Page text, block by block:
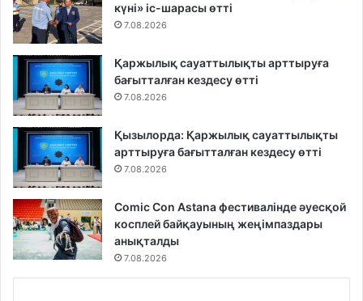
күні» іс-шарасы өтті
7.08.2026
Қаржылық сауаттылықты арттыруға
бағытталған кездесу өтті
7.08.2026
Қызылорда: Қаржылық сауаттылықты
арттыруға бағытталған кездесу өтті
7.08.2026
Comic Con Astana фестивалінде әуесқой
косплей байқауының жеңімпаздары
анықталды
7.08.2026